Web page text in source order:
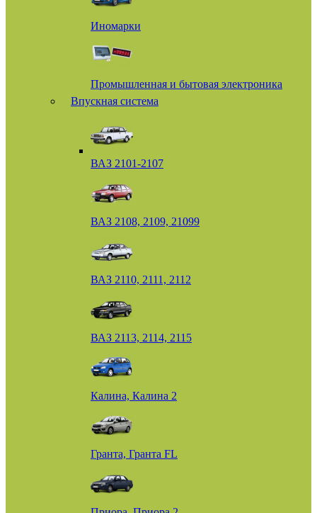
Иномарки
Промышленная и бытовая электроника
Впускная система
ВАЗ 2101-2107
ВАЗ 2108, 2109, 21099
ВАЗ 2110, 2111, 2112
ВАЗ 2113, 2114, 2115
Калина, Калина 2
Гранта, Гранта FL